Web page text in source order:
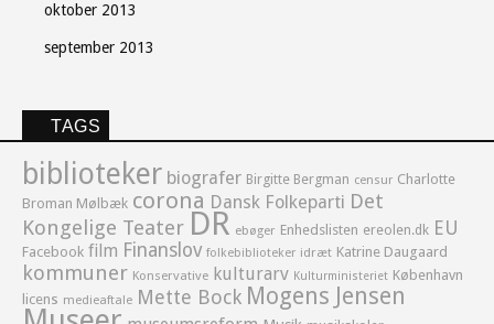
oktober 2013
september 2013
TAGS
biblioteker biografer Birgitte Bergman censur Charlotte
Broman Mølbæk corona Dansk Folkeparti Det
Kongelige Teater DR ebøger Enhedslisten ereolen.dk EU
Facebook film Finanslov folkebiblioteker idræt Katrine Daugaard
kommuner Konservative kulturarv Kulturministeriet København
licens medieaftale Mette Bock Mogens Jensen